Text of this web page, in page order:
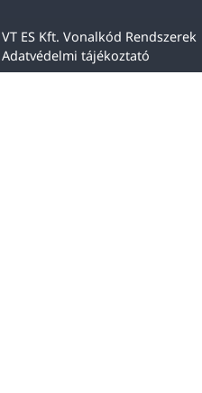
ES Kft. Vonalkód Rendszerek
Adatvédelmi tájékoztató